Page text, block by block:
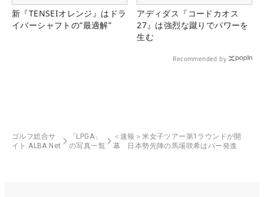
新『TENSEIオレンジ』はドラ
イバーシャフトの“最適解”
アディダス『コードカオス
27』は強烈な蹴りでパワーを
生む
Recommended by
ゴルフ総合サ
イト ALBA Net
「LPGA」
の写真一覧
＜速報＞米女子ツアー第1ラウンドが開
幕 日本勢先陣の馬場咲希はパー発進